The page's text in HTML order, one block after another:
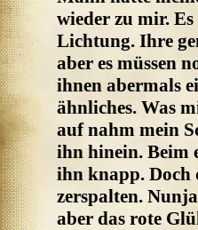
wieder zu mir.
Lichtung. Ihre
aber es müssen
ihnen abermals
ähnliches. Was
auf nahm mein
ihn hinein. Beim
ihn knapp. Doch
zerspalten.
aber das rote